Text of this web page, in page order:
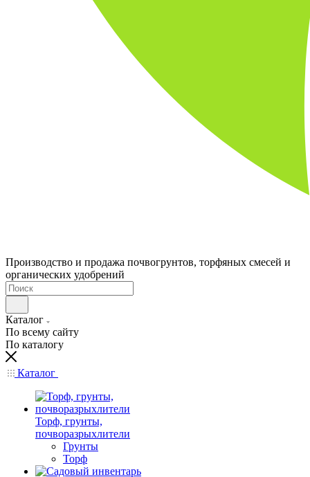
Производство и продажа почвогрунтов, торфяных смесей и
органических удобрений
Каталог
По всему сайту
По каталогу
Каталог
Торф, грунты,
почворазрыхлители
Грунты
Торф